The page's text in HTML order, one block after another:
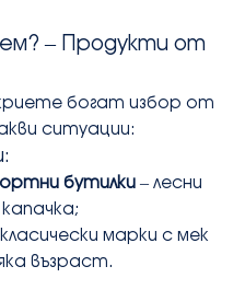
– Продукти от
богат избор от
ситуации:
бутилки – лесни
марки с мек
възраст.